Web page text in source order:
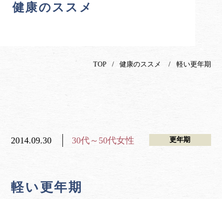
健康のススメ
TOP 健康のススメ 軽い更年期
2014.09.30 30代～50代女性 更年期
軽い更年期